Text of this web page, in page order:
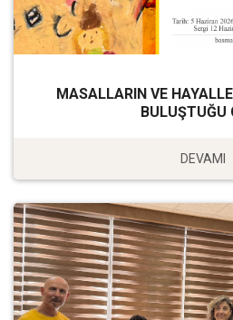
MASALLARIN VE
BULUŞTUĞU
DEVAMI